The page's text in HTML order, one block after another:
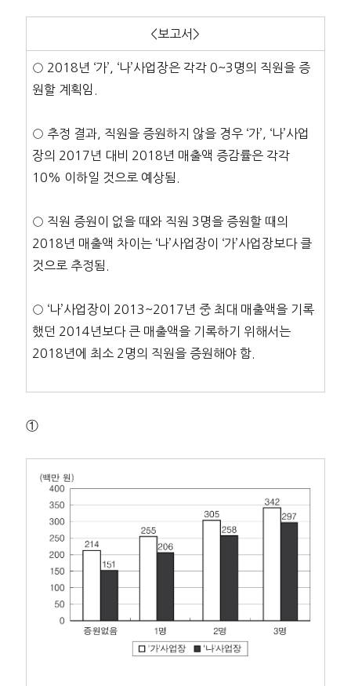
<보고서>
○ 2018년 ‘가’, ‘나’사업장은 각각 0~3명의 직원을 증
원할 계획임.
○ 추정 결과, 직원을 증원하지 않을 경우 ‘가’, ‘나’사업
장의 2017년 대비 2018년 매출액 증감률은 각각
10% 이하일 것으로 예상됨.
○ 직원 증원이 없을 때와 직원 3명을 증원할 때의
2018년 매출액 차이는 ‘나’사업장이 ‘가’사업장보다 클
것으로 추정됨.
○ ‘나’사업장이 2013~2017년 중 최대 매출액을 기록
했던 2014년보다 큰 매출액을 기록하기 위해서는
2018년에 최소 2명의 직원을 증원해야 함.
①